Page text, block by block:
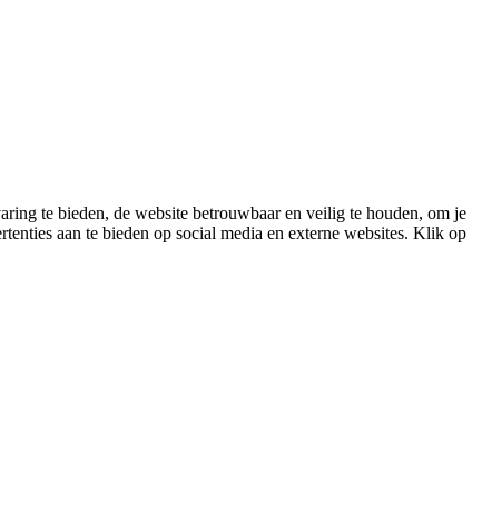
te bieden, de website betrouwbaar en veilig te houden, om je
aan te bieden op social media en externe websites. Klik op